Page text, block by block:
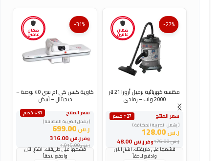
ضمان
عامين
-27%
مكنسه كهربائية برميل أرورا 21 لتر
2000 وات – رمادى
سعر المنتج
٪27 خصم
( يشمل الضريبة المضافة )
ر.س128.00
وفرر.س ر.س176.00
قسّمها على طريقتك. اشترِ الآن
وادفع لاحقاً
ضمان
عامين
-31%
كاوية كبس كي ام سي 40 بوصة –
ديجيتال – أبيض
سعر المنتج
٪31 خصم
( يشمل الضريبة المضافة )
ر.س699.00
وفرر.س
ر.س1,015.00
قسّمها على طريقتك. اشترِ الآن
وادفع لاحقاً